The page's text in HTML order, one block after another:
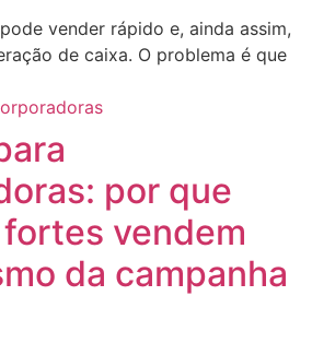
vender rápido e, ainda assim,
de caixa. O problema é que
por que
vendem
da campanha